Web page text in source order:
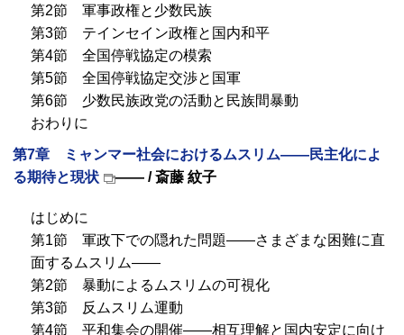
第2節 軍事政権と少数民族
第3節 テインセイン政権と国内和平
第4節 全国停戦協定の模索
第5節 全国停戦協定交渉と国軍
第6節 少数民族政党の活動と民族間暴動
おわりに
第7章 ミャンマー社会におけるムスリム――民主化によ
る期待と現状
―― / 斎藤 紋子
はじめに
第1節 軍政下での隠れた問題――さまざまな困難に直
面するムスリム――
第2節 暴動によるムスリムの可視化
第3節 反ムスリム運動
第4節 平和集会の開催――相互理解と国内安定に向け